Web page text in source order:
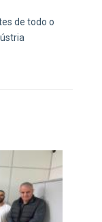
de todo o